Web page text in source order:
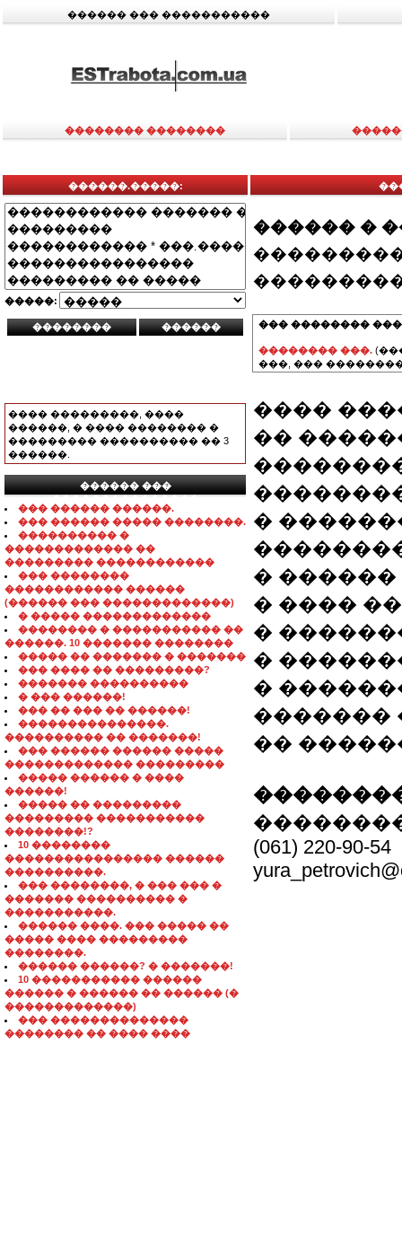
������ ��� �����������
�������� ��������
������.�����:
�����:
���� ���������, ����
������, � ���� �������� �
��������� ���������� �� 3
������.
������ ���
���������������
��� ������ ������.
��� ������ ����� ��������.
���������� �
������������� ��
��������� ������������
��� ��������
������������ ������
(������ ��� �������������)
� ����� �������������
�������� � ����������� ��
������. 10 ������� ��������
����� �� ������� � �������
��� ���� �� ���������?
������� ����������
� ��� ������!
��� �� ��� �� ������!
���������������.
���������� �� �������!
��� ������ ������ �����
������������� ���������
����� ������ � ����
������!
����� �� ���������
��������� �����������
��������!?
10 ��������
���������������� ������
����������.
��� ��������, � ��� ��� �
������� ���������� �
�����������.
������ ����. ��� ����� ��
����� ���� ���������
��������.
������ ������? � �������!
10 ����������� ������
������ � ������ �� ������ (�
�������������)
��� ��������������
�������� �� ���� ����
������ �
��� ��������
�������� ���.
���, ���
����
��
�
�
� ����
�
�
�
�������
��
(061) 220-90-54